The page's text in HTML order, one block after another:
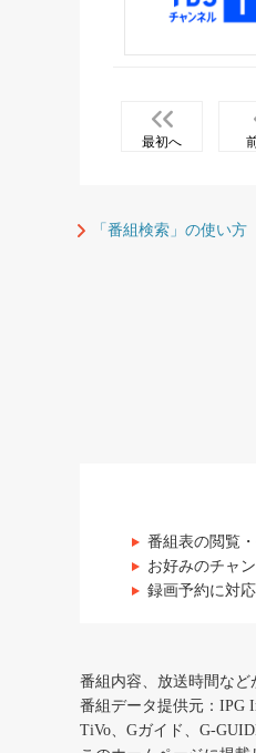
最初へ
「番組検索」の使い方
番組表の閲覧
お好みのチャ
録画予約に対
番組内容、放送時間など
番組データ提供元：IPG
TiVo、Gガイド、G-